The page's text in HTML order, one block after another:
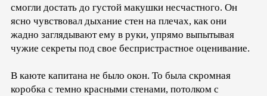
смогли достать до густой макушки несчастного. Он
ясно чувствовал дыхание стен на плечах, как они
жадно заглядывают ему в руки, упрямо выпытывая
чужие секреты под свое беспристрастное оценивание.
В каюте капитана не было окон. То была скромная
коробка с темно красными стенами, потолком с